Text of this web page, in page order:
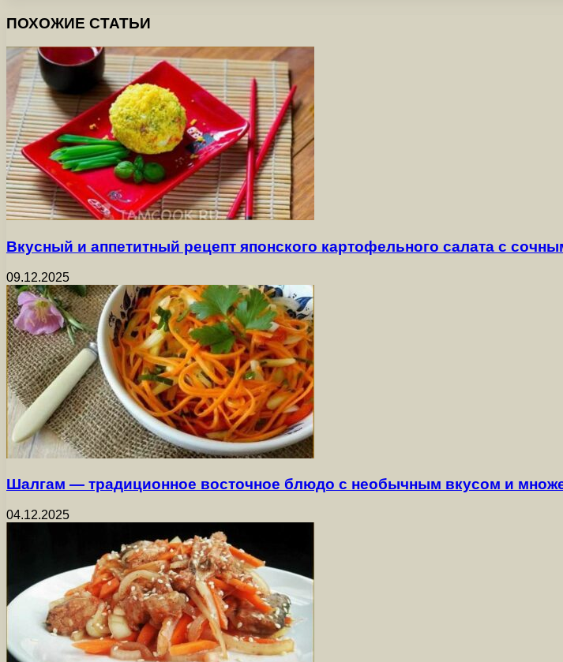
ПОХОЖИЕ СТАТЬИ
Вкусный и аппетитный рецепт японского картофельного салата с
09.12.2025
Шалгам — традиционное восточное блюдо с необычным вкусом и
04.12.2025